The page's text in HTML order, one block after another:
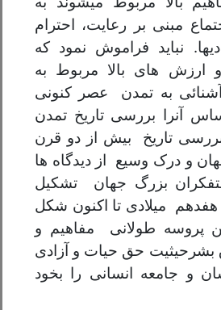
مبنی بر رعایت، احترام
نباید فراموش نمود که
ارزش های بالا مربوط به
به تمدن عصر کنونی
آنرا بررسی تاریخ تمدن
تاریخ بیش از دو قرن
و درک وسیع از دیدگاه ها
بزرگ جهان تشکیل
میلادی تا اکنون شکل
پروسه طولانی مفاهیم و
حق حیات و آزادی
و جامعه انسانی را بخود